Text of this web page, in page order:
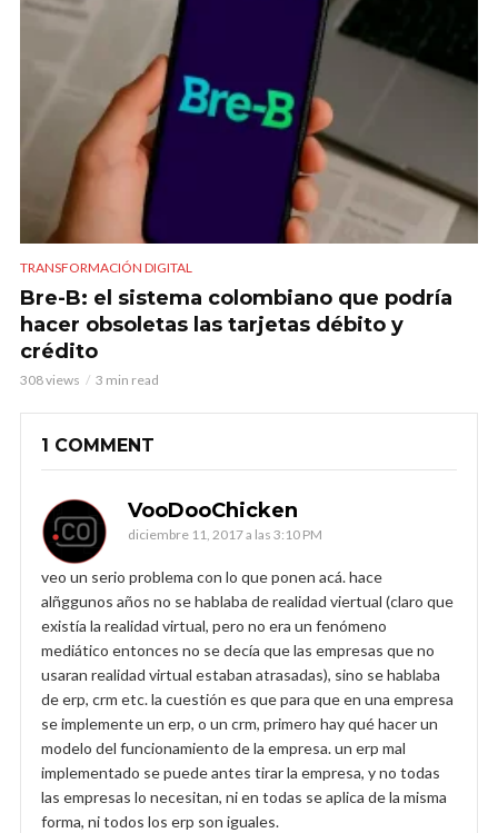
TRANSFORMACIÓN DIGITAL
Bre-B: el sistema colombiano que podría
hacer obsoletas las tarjetas débito y
crédito
308 views 3 min read
1 COMMENT
VooDooChicken
diciembre 11, 2017 a las 3:10 PM
veo un serio problema con lo que ponen acá. hace
alñggunos años no se hablaba de realidad viertual (claro que
existía la realidad virtual, pero no era un fenómeno
mediático entonces no se decía que las empresas que no
usaran realidad virtual estaban atrasadas), sino se hablaba
de erp, crm etc. la cuestión es que para que en una empresa
se implemente un erp, o un crm, primero hay qué hacer un
modelo del funcionamiento de la empresa. un erp mal
implementado se puede antes tirar la empresa, y no todas
las empresas lo necesitan, ni en todas se aplica de la misma
forma, ni todos los erp son iguales.